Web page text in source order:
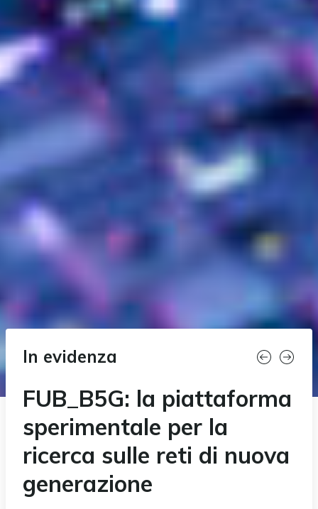
In evidenza
FUB_B5G: la piattaforma
sperimentale per la
ricerca sulle reti di nuova
generazione